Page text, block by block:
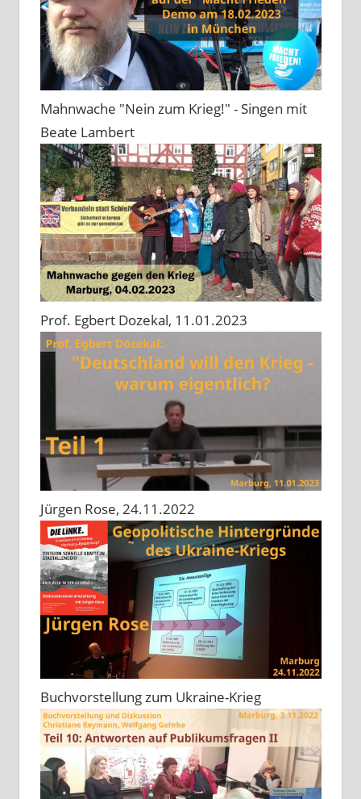
Mahnwache "Nein zum Krieg!" - Singen mit
Beate Lambert
Prof. Egbert Dozekal, 11.01.2023
Jürgen Rose, 24.11.2022
Buchvorstellung zum Ukraine-Krieg